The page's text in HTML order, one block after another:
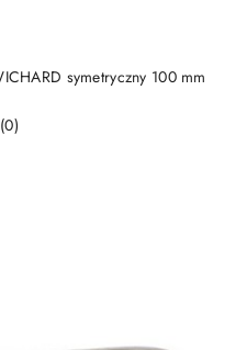
symetryczny 100 mm
(0)
DO KOSZYKA